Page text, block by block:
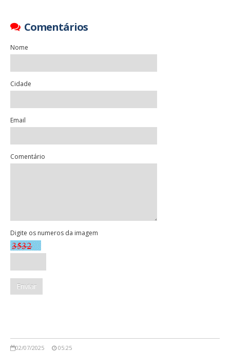
Comentários
Nome
Cidade
Email
Comentário
Digite os numeros da imagem
02/07/2025 05:25